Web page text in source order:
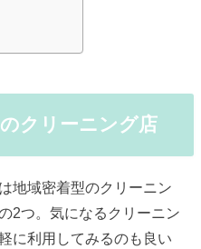
クリーニング店
地域密着型のクリーニン
2つ。気になるクリーニン
に利用してみるのも良い